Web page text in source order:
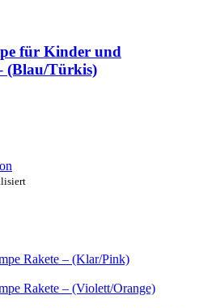
für Kinder und
(Blau/Türkis)
Rakete – (Klar/Pink)
Rakete – (Violett/Orange)